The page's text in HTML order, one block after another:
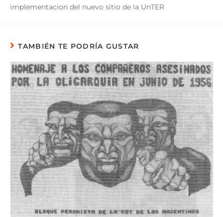
implementacion del nuevo sitio de la UnTER
TAMBIÉN TE PODRÍA GUSTAR